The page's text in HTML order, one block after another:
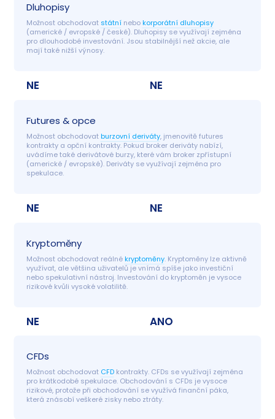
Dluhopisy
Možnost obchodovat státní nebo korporátní dluhopisy
(americké / evropské / české). Dluhopisy se využívají zejména
pro dlouhodobé investování. Jsou stabilnější než akcie, ale
mají také nižší výnosy.
NE NE
Futures & opce
Možnost obchodovat burzovní deriváty, jmenovitě futures
kontrakty a opční kontrakty. Pokud broker deriváty nabízí,
uvádíme také derivátové burzy, které vám broker zpřístupní
(americké / evropské). Deriváty se využívají zejména pro
spekulace.
NE NE
Kryptoměny
Možnost obchodovat reálné kryptoměny. Kryptoměny lze aktivně
využívat, ale většina uživatelů je vnímá spíše jako investiční
nebo spekulativní nástroj. Investování do kryptoměn je vysoce
rizikové kvůli vysoké volatilitě.
NE ANO
CFDs
Možnost obchodovat CFD kontrakty. CFDs se využívají zejména
pro krátkodobé spekulace. Obchodování s CFDs je vysoce
rizikové, protože při obchodování se využívá finanční páka,
která znásobí veškeré zisky nebo ztráty.